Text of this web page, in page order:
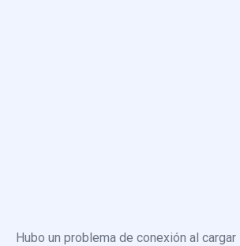
Hubo un problema de conexión al